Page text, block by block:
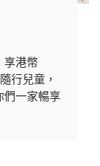
享港幣
行兒童，
們一家暢享